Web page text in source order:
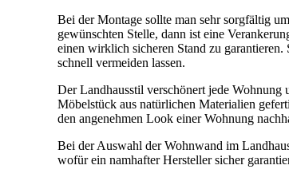
Bei der Montage sollte man sehr sorgfältig
gewünschten Stelle, dann ist eine
einen wirklich sicheren Stand zu
schnell vermeiden lassen.
Der Landhausstil verschönert jede Wohnung
Möbelstück aus natürlichen Materialien
den angenehmen Look einer Wohnung
Bei der Auswahl der Wohnwand im
wofür ein namhafter Hersteller sicher